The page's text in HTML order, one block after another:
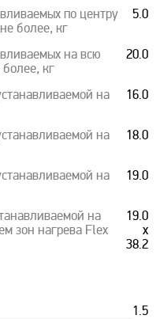
по центру
более, кг
5.0
на всю
более, кг
20.0
на
16.0
на
18.0
на
19.0
на
зон нагрева Flex
19.0
х
38.2
1.5